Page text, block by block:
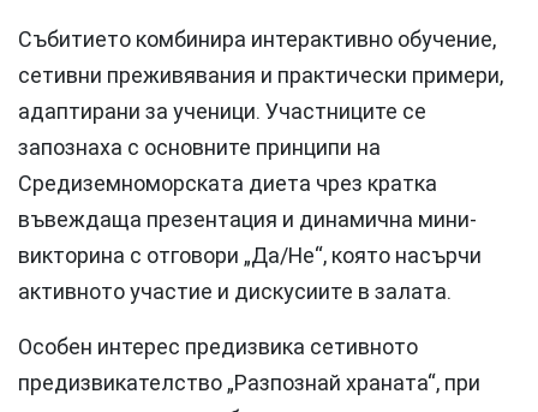
Събитието комбинира интерактивно обучение,
сетивни преживявания и практически примери,
адаптирани за ученици. Участниците се
запознаха с основните принципи на
Средиземноморската диета чрез кратка
въвеждаща презентация и динамична мини-
викторина с отговори „Да/Не“, която насърчи
активното участие и дискусиите в залата.
Особен интерес предизвика сетивното
предизвикателство „Разпознай храната“, при